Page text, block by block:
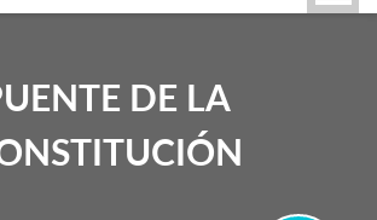
DE LA